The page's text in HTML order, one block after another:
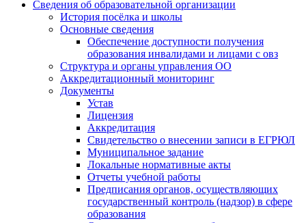
Сведения об образовательной организации
История посёлка и школы
Основные сведения
Обеспечение доступности получения
образования инвалидами и лицами с овз
Структура и органы управления ОО
Аккредитационный мониторинг
Документы
Устав
Лицензия
Аккредитация
Свидетельство о внесении записи в ЕГРЮЛ
Муниципальное задание
Локальные нормативные акты
Отчеты учебной работы
Предписания органов, осуществляющих
государственный контроль (надзор) в сфере
образования